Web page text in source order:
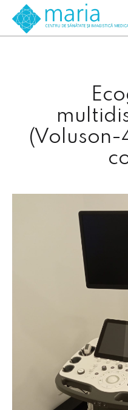
(Voluson-